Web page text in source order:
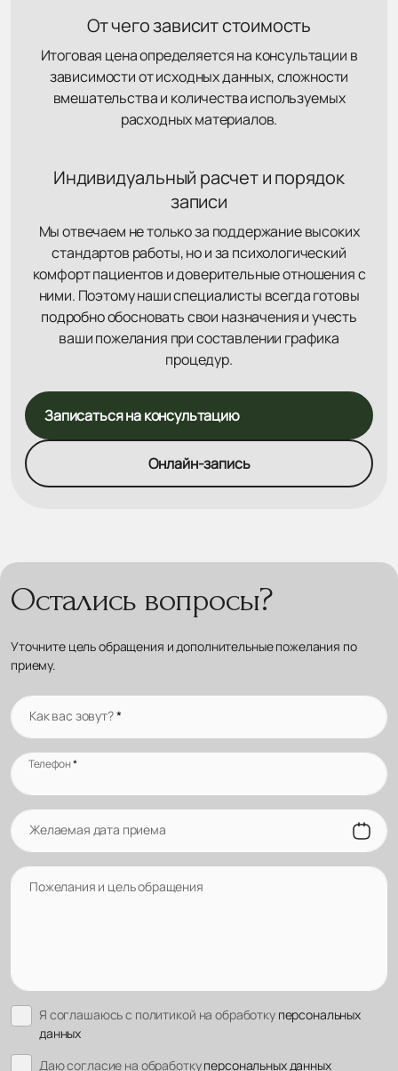
От чего зависит стоимость
Итоговая цена определяется на консультации в
зависимости от исходных данных, сложности
вмешательства и количества используемых
расходных материалов.
Индивидуальный расчет и порядок
записи
Мы отвечаем не только за поддержание высоких
стандартов работы, но и за психологический
комфорт пациентов и доверительные отношения с
ними. Поэтому наши специалисты всегда готовы
подробно обосновать свои назначения и учесть
ваши пожелания при составлении графика
процедур.
Записаться на консультацию
Онлайн-запись
Остались вопросы?
Уточните цель обращения и дополнительные пожелания по
приему.
Как вас зовут?*
Телефон*
Желаемая дата приема
Пожелания и цель обращения
Я соглашаюсь с политикой на обработку персональных
данных
Даю согласие на обработкуперсональных данных